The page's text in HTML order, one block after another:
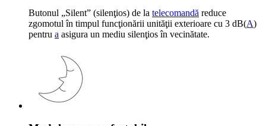
Butonul „Silent” (silenţios) de la telecomandă reduce
zgomotul în timpul funcţionării unităţii exterioare cu 3 dB(A)
pentru a asigura un mediu silenţios în vecinătate.